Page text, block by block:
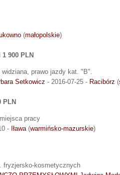
(małopolskie)
1 900 PLN
prawo jazdy kat. "B".
Setkowicz - 2016-07-25 - Racibórz (
PLN
pracy
- Iława(warmińsko-mazurskie)
fryzjersko-kosmetycznych